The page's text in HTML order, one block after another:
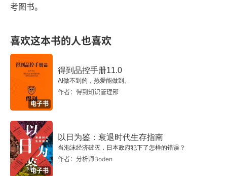
考图书。
喜欢这本书的人也喜欢
电子书
得到品控手册11.0
AI做不到的，热爱能做到。
作者：得到知识管理部
电子书
以日为鉴：衰退时代生存指南
当泡沫经济破灭，日本政府犯下了怎样的错误？
作者：分析师Boden